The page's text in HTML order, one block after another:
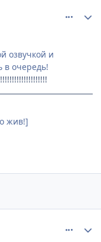
озвучкой и
в очередь!
жив!]